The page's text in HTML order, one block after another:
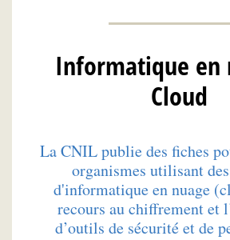
Informatique en
Cloud
La CNIL publie des fiches
organismes utilisant
d'informatique en nuage
recours au chiffrement et
d’outils de sécurité et de